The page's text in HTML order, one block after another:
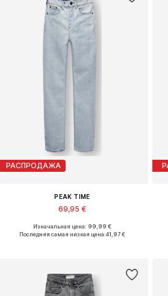
РАСПРОДАЖА
PEAK TIME
69,95 €
Доступно множество размеров
Изначальная цена: 99,99 €
Последняя самая низкая цена:41,97 €